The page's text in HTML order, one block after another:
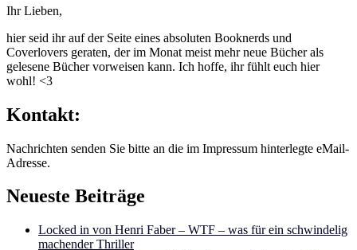
Ihr Lieben,
hier seid ihr auf der Seite eines absoluten Booknerds und
Coverlovers geraten, der im Monat meist mehr neue Bücher als
gelesene Bücher vorweisen kann. Ich hoffe, ihr fühlt euch hier
wohl! <3
Kontakt:
Nachrichten senden Sie bitte an die im Impressum hinterlegte eMail-
Adresse.
Neueste Beiträge
Locked in von Henri Faber – WTF – was für ein schwindelig
machender Thriller